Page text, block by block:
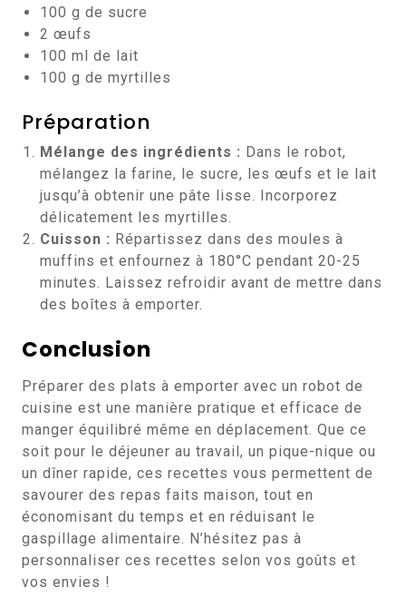
100 g de sucre
2 œufs
100 ml de lait
100 g de myrtilles
Préparation
Mélange des ingrédients : Dans le robot,
mélangez la farine, le sucre, les œufs et le lait
jusqu’à obtenir une pâte lisse. Incorporez
délicatement les myrtilles.
Cuisson : Répartissez dans des moules à
muffins et enfournez à 180°C pendant 20-25
minutes. Laissez refroidir avant de mettre dans
des boîtes à emporter.
Conclusion
Préparer des plats à emporter avec un robot de
cuisine est une manière pratique et efficace de
manger équilibré même en déplacement. Que ce
soit pour le déjeuner au travail, un pique-nique ou
un dîner rapide, ces recettes vous permettent de
savourer des repas faits maison, tout en
économisant du temps et en réduisant le
gaspillage alimentaire. N’hésitez pas à
personnaliser ces recettes selon vos goûts et
vos envies !